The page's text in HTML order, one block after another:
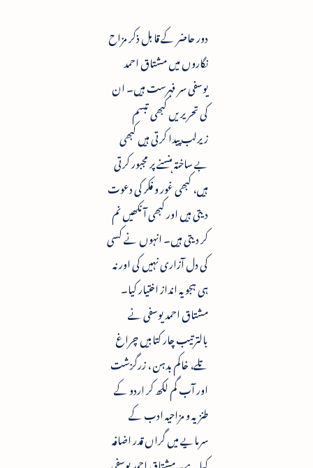
دور حاضر کے قابل ذکر مزاح
نگاروں میں مشتاق احمد
یوسفی سر فہرست ہیں۔ ان
کی تحریریں کبھی تبسم
زیرلب پیدا کرتی ہیں کبھی
بے ساختہ ہنسنے پر مجبور کرتی
ہیں، کبھی غور و فکر کی دعوت
دیتی ہیں اور کبھی آنکھیں نم
کر دیتی ہیں۔ انہوں نے کسی
کی دل آزاری نہیں کی اور نہ
ہی ہجویہ انداز اختیار کیا۔
مشتاق احمد یوسفی نے
بالترتیب چار کتابیں چراغ
تلے، خاکم بدہن ، زرگزشت
اور آب گم لکھ کر اردو کے
طنزیہ و مزاحیہ ادب کے
سرمایے میں گراں قدر اضافہ